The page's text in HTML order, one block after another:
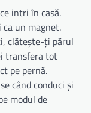
intri în casă.
un magnet.
clătește-ți părul
transfera tot
pe pernă.
când conduci și
modul de